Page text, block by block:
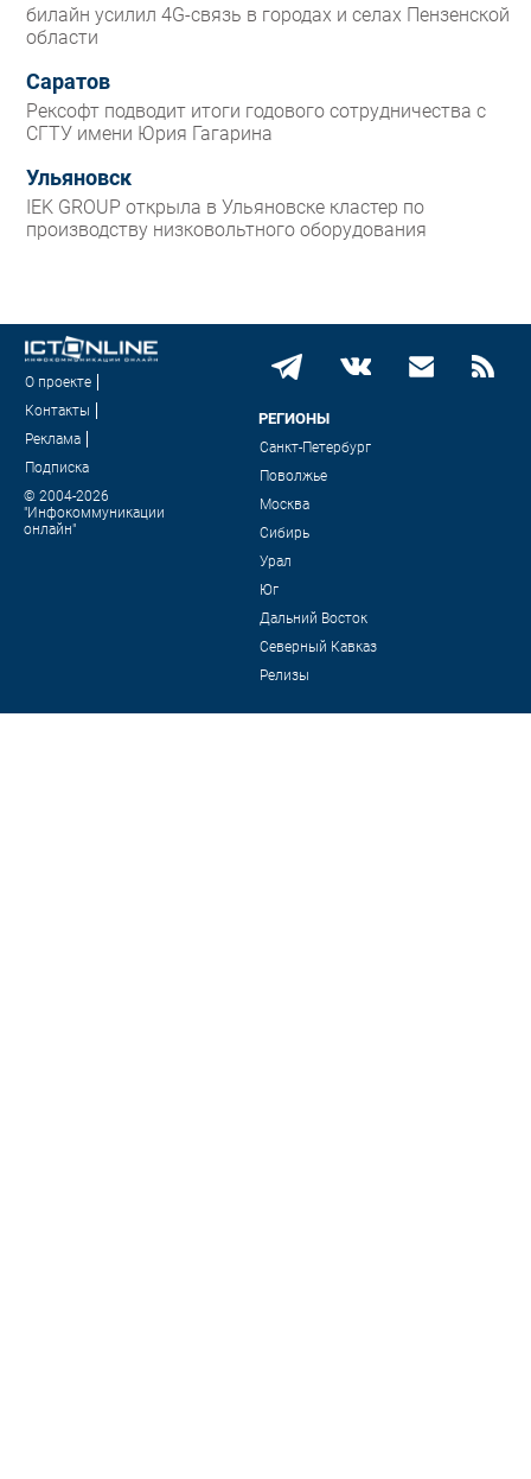
билайн усилил 4G-связь в городах и селах Пензенской
области
Саратов
Рексофт подводит итоги годового сотрудничества с
СГТУ имени Юрия Гагарина
Ульяновск
IEK GROUP открыла в Ульяновске кластер по
производству низковольтного оборудования
О проекте
Контакты
Реклама
Подписка
© 2004-2026
"Инфокоммуникации
онлайн"
РЕГИОНЫ
Санкт-Петербург
Поволжье
Москва
Сибирь
Урал
Юг
Дальний Восток
Северный Кавказ
Релизы